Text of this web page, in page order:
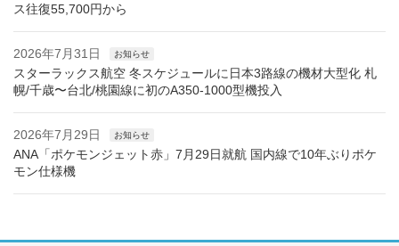
ス往復55,700円から
2026年7月31日 お知らせ
スターラックス航空 冬スケジュールに日本3路線の機材大型化 札
幌/千歳〜台北/桃園線に初のA350-1000型機投入
2026年7月29日 お知らせ
ANA「ポケモンジェット赤」7月29日就航 国内線で10年ぶりポケ
モン仕様機